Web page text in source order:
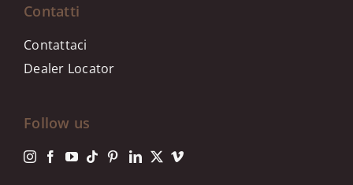
Contatti
Contattaci
Dealer Locator
Follow us